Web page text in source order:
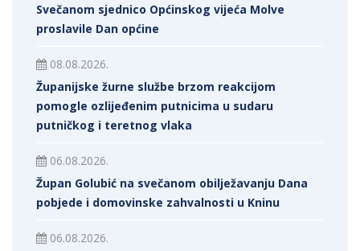
Svečanom sjednico Općinskog vijeća Molve
proslavile Dan općine
08.08.2026.
Županijske žurne službe brzom reakcijom
pomogle ozlijeđenim putnicima u sudaru
putničkog i teretnog vlaka
06.08.2026.
Župan Golubić na svečanom obilježavanju Dana
pobjede i domovinske zahvalnosti u Kninu
06.08.2026.